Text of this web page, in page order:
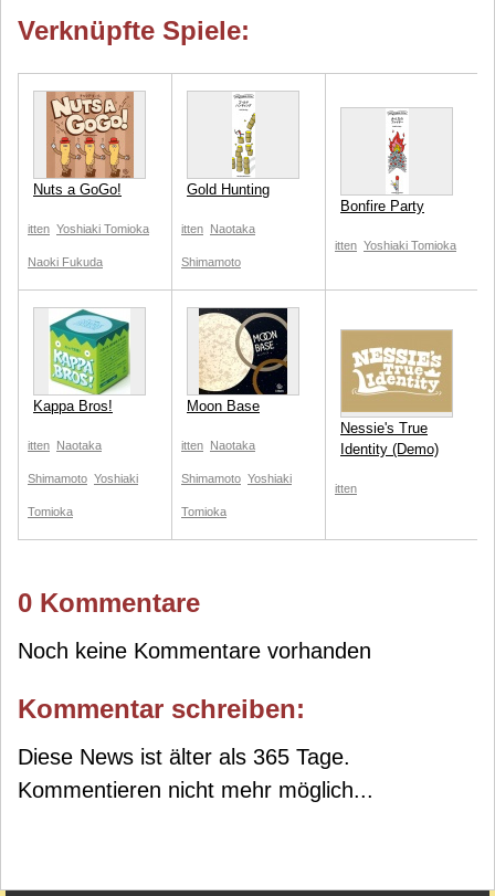
Verknüpfte Spiele:
Nuts a GoGo!
itten Yoshiaki Tomioka
Naoki Fukuda
Gold Hunting
itten Naotaka
Shimamoto
Bonfire Party
itten Yoshiaki Tomioka
Kappa Bros!
itten Naotaka
Shimamoto Yoshiaki
Tomioka
Moon Base
itten Naotaka
Shimamoto Yoshiaki
Tomioka
Nessie's True
Identity (Demo)
itten
0 Kommentare
Noch keine Kommentare vorhanden
Kommentar schreiben:
Diese News ist älter als 365 Tage.
Kommentieren nicht mehr möglich...